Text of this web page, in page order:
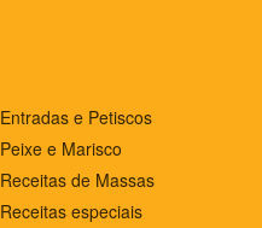
Entradas e Petiscos
Peixe e Marisco
Receitas de Massas
Receitas especiais